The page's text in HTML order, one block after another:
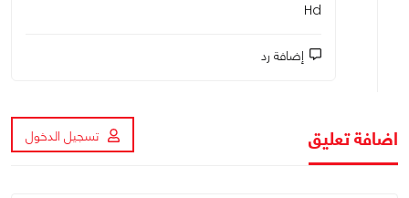
Hd
إضافة رد
اضافة تعليق تسجيل الدخول